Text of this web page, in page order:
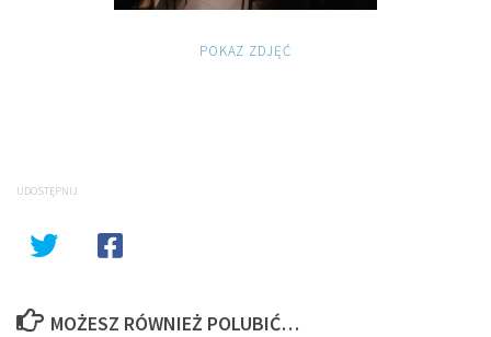
POKAZ ZDJĘĆ
UDOSTĘPNIJ
MOŻESZ RÓWNIEŻ POLUBIĆ…